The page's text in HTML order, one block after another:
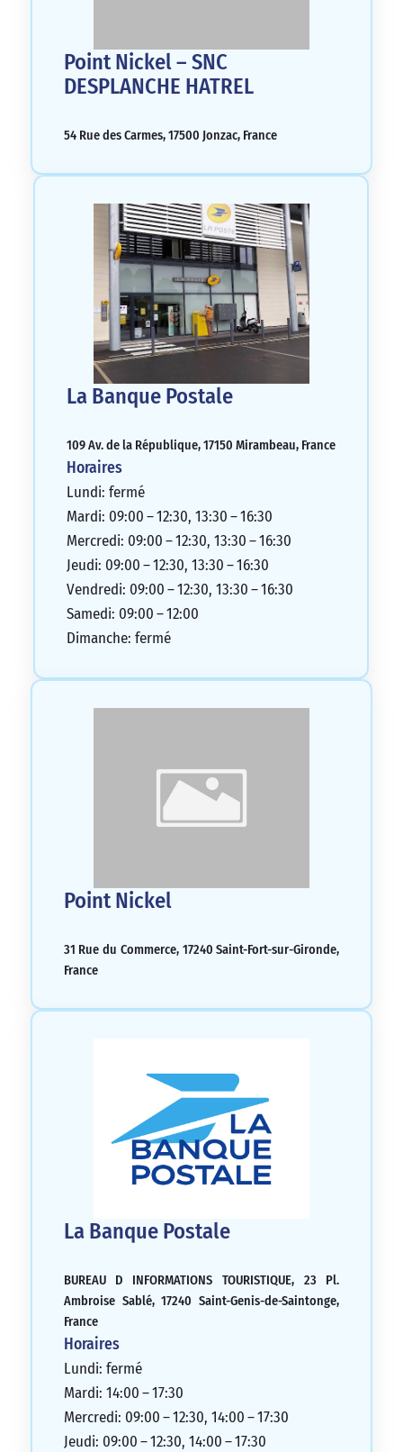
Point Nickel – SNC
DESPLANCHE HATREL
54 Rue des Carmes, 17500 Jonzac, France
La Banque Postale
109 Av. de la République, 17150 Mirambeau, France
Horaires
Lundi: fermé
Mardi: 09:00 – 12:30, 13:30 – 16:30
Mercredi: 09:00 – 12:30, 13:30 – 16:30
Jeudi: 09:00 – 12:30, 13:30 – 16:30
Vendredi: 09:00 – 12:30, 13:30 – 16:30
Samedi: 09:00 – 12:00
Dimanche: fermé
Point Nickel
31 Rue du Commerce, 17240 Saint-Fort-sur-Gironde,
France
La Banque Postale
BUREAU D INFORMATIONS TOURISTIQUE, 23 Pl.
Ambroise Sablé, 17240 Saint-Genis-de-Saintonge,
France
Horaires
Lundi: fermé
Mardi: 14:00 – 17:30
Mercredi: 09:00 – 12:30, 14:00 – 17:30
Jeudi: 09:00 – 12:30, 14:00 – 17:30